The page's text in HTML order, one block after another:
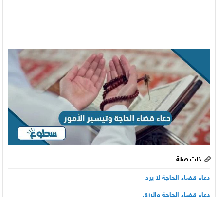
ذات صلة
دعاء قضاء الحاجة لا يرد